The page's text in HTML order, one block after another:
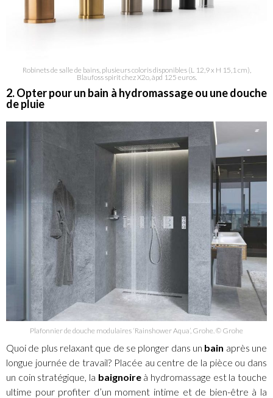
Robinets de salle de bains, plusieurs coloris disponibles (L 12,9 x H 15,1 cm),
Blaufoss spirit chez X2o, àpd 125 euros.
2. Opter pour un bain à hydromassage ou une douche
de pluie
Plafonnier de douche modulaires ‘Rainshower Aqua’, Grohe. © Grohe
Quoi de plus relaxant que de se plonger dans un bain après une
longue journée de travail? Placée au centre de la pièce ou dans
un coin stratégique, la baignoireà hydromassage est la touche
ultime pour profiter d’un moment intime et de bien-être à la